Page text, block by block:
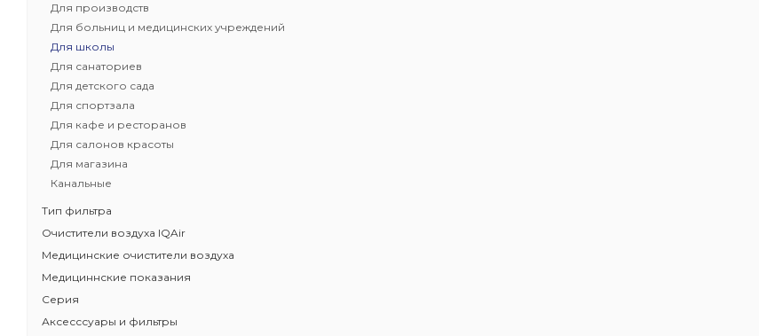
Для производств
Для больниц и медицинских учреждений
Для школы
Для санаториев
Для детского сада
Для спортзала
Для кафе и ресторанов
Для салонов красоты
Для магазина
Канальные
Тип фильтра
Очистители воздуха IQAir
Медицинские очистители воздуха
Медициннские показания
Серия
Аксесссуары и фильтры